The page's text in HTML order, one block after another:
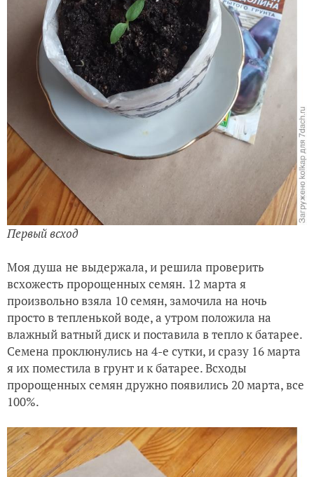
Первый всход
Моя душа не выдержала, и решила проверить
всхожесть пророщенных семян. 12 марта я
произвольно взяла 10 семян, замочила на ночь
просто в тепленькой воде, а утром положила на
влажный ватный диск и поставила в тепло к батарее.
Семена проклюнулись на 4-е сутки, и сразу 16 марта
я их поместила в грунт и к батарее. Всходы
пророщенных семян дружно появились 20 марта, все
100%.